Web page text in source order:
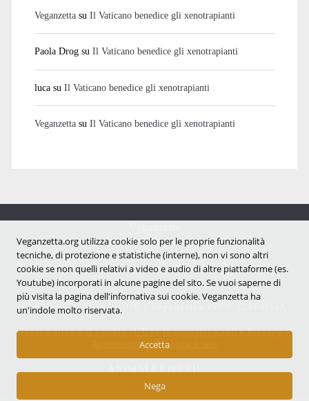
Veganzettasu Il Vaticano benedice gli xenotrapianti
Paola Drogsu Il Vaticano benedice gli xenotrapianti
lucasu Il Vaticano benedice gli xenotrapianti
Veganzettasu Il Vaticano benedice gli xenotrapianti
Notizie dal mondo vegan e antispecista
Copyright © 2007 - 2026 |
Informativa sui cookie (UE)|Informativa sulla Privacy|
Avvertenze e Licenza d'uso
Veganzetta.org utilizza cookie solo per le proprie funzionalità
tecniche, di protezione e statistiche (interne), non vi sono altri
cookie se non quelli relativi a video e audio di altre piattaforme (es.
Youtube) incorporati in alcune pagine del sito. Se vuoi saperne di
più visita la pagina dell'infornativa sui cookie. Veganzetta ha
un'indole molto riservata.
Accetta
Nega